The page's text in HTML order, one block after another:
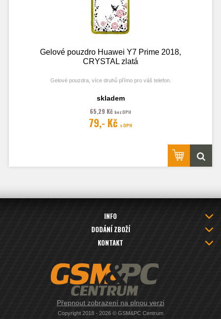
Gelové pouzdro Huawei Y7 Prime 2018,
CRYSTAL zlatá
Gelové pouzdra, více druhů přímo pro váš telefon.
Fotografie je pouze ilustrační.
skladem
65,29 Kč bez DPH
79,- Kč s DPH
INFO
DODÁNÍ ZBOŽÍ
KONTAKT
Přepnout zobrazení na plnou verzi
Copyright 2018 - 2026 © GSM&PC Centrum